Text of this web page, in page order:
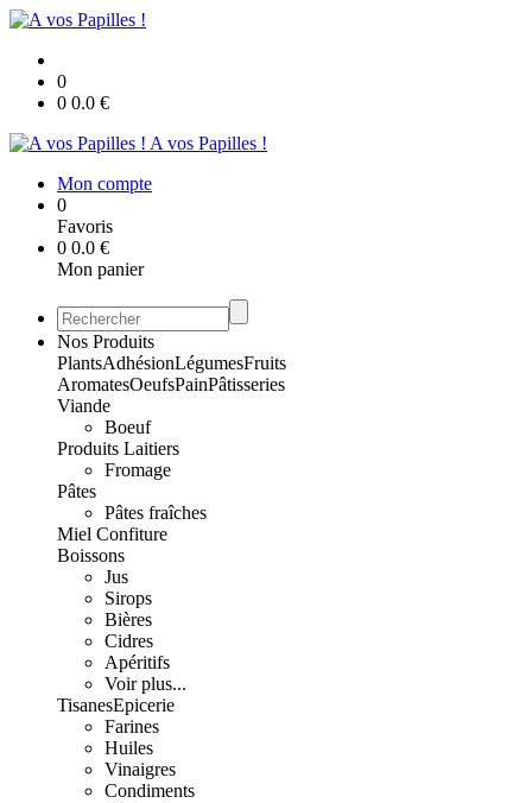
0
0 0.0 €
A vos Papilles !
Mon compte
0
Favoris
0 0.0 €
Mon panier
Nos Produits
PlantsAdhésionLégumesFruits
AromatesOeufsPainPâtisseries
Viande
Boeuf
Produits Laitiers
Fromage
Pâtes
Pâtes fraîches
Miel Confiture
Boissons
Jus
Sirops
Bières
Cidres
Apéritifs
Voir plus...
TisanesEpicerie
Farines
Huiles
Vinaigres
Condiments